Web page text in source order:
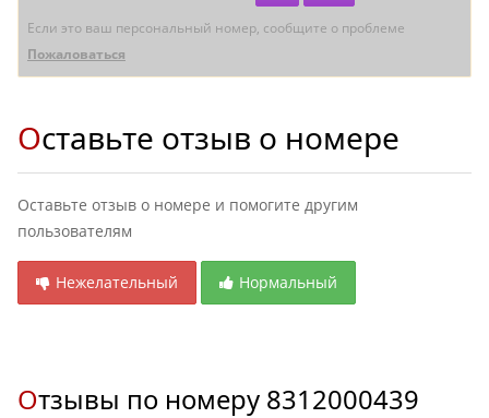
Если это ваш персональный номер, сообщите о проблеме
Пожаловаться
Оставьте отзыв о номере
Оставьте отзыв о номере и помогите другим
пользователям
Нежелательный Нормальный
Отзывы по номеру 8312000439